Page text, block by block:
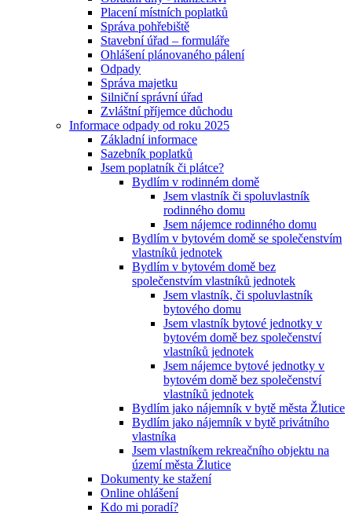
Placení místních poplatků
Správa pohřebiště
Stavební úřad – formuláře
Ohlášení plánovaného pálení
Odpady
Správa majetku
Silniční správní úřad
Zvláštní příjemce důchodu
Informace odpady od roku 2025
Základní informace
Sazebník poplatků
Jsem poplatník či plátce?
Bydlím v rodinném domě
Jsem vlastník či spoluvlastník
rodinného domu
Jsem nájemce rodinného domu
Bydlím v bytovém domě se společenstvím
vlastníků jednotek
Bydlím v bytovém domě bez
společenstvím vlastníků jednotek
Jsem vlastník, či spoluvlastník
bytového domu
Jsem vlastník bytové jednotky v
bytovém domě bez společenství
vlastníků jednotek
Jsem nájemce bytové jednotky v
bytovém domě bez společenství
vlastníků jednotek
Bydlím jako nájemník v bytě města Žlutice
Bydlím jako nájemník v bytě privátního
vlastníka
Jsem vlastníkem rekreačního objektu na
území města Žlutice
Dokumenty ke stažení
Online ohlášení
Kdo mi poradí?